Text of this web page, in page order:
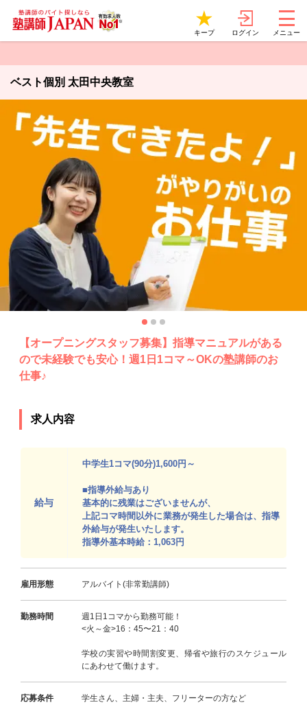
キープ ログイン メニュー
ベスト個別 太田中央教室
【オープニングスタッフ募集】指導マニュアルがある
ので未経験でも安心！週1日1コマ～OKの塾講師のお
仕事♪
求人内容
給与
中学生1コマ(90分)1,600円～
■指導外給与あり
基本的に残業はございませんが、
上記コマ時間以外に業務が発生した場合は、指導
外給与が発生いたします。
指導外基本時給：1,063円
雇用形態 アルバイト(非常勤講師)
勤務時間
週1日1コマから勤務可能！
<火～金>16：45〜21：40
学校の実習や時間割変更、帰省や旅行のスケジュール
にあわせて働けます。
応募条件
学生さん、主婦・主夫、フリーターの方など